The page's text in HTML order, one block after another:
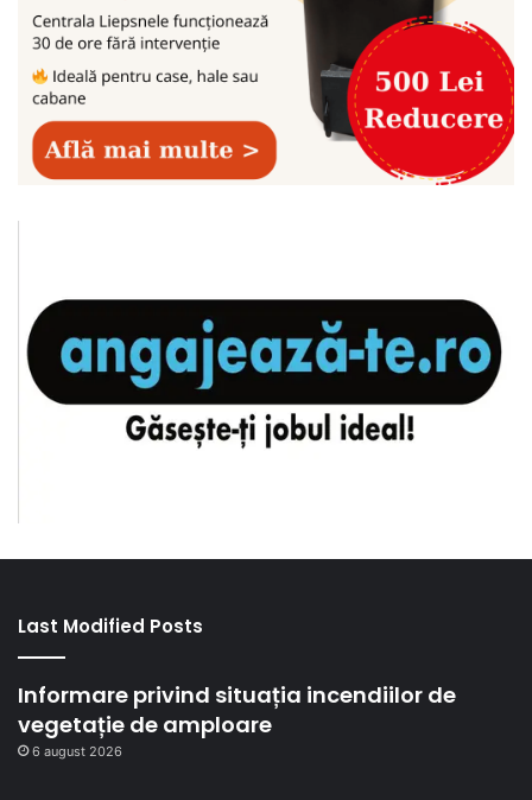
Last Modified Posts
Informare privind situația incendiilor de
vegetație de amploare
6 august 2026